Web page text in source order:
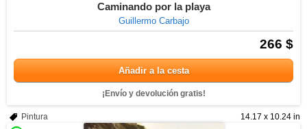
Caminando por la playa
Guillermo Carbajo
266 $
Añadir a la cesta
¡Envío y devolución gratis!
14.17 x 10.24 in
Pintura